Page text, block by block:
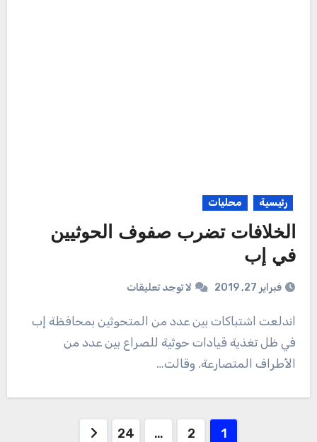
رئيسية محليات
الخلافات تضرب صفوف الحوثيين
في إب
فبراير 27, 2019 لا توجد تعليقات
في ظل تغذية قيادات حوثية للصراع بين عدد من
الأطراف المتصارعة. وقالت…
1
2
…
24